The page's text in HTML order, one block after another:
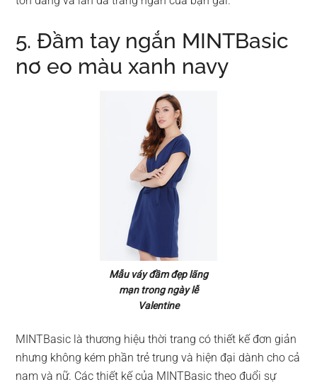
5. Đầm tay ngắn MINTBasic
nơ eo màu xanh navy
Mẫu váy đầm đẹp lãng
mạn trong ngày lễ
Valentine
MINTBasic là thương hiệu thời trang có thiết kế đơn giản
nhưng không kém phần trẻ trung và hiện đại dành cho cả
nam và nữ. Các thiết kế của MINTBasic theo đuổi sự